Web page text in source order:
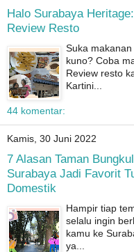
Halo Surabaya Heritage:
Review Resto
Suka
kuno? Coba
Review resto
Kartini...
44 komentar:
Kamis, 30 Juni 2022
7 Alasan Taman Bungkul
Surabaya Jadi Favorit
Domestik
Hampir tiap
selalu ingin
kamu ke
ya...